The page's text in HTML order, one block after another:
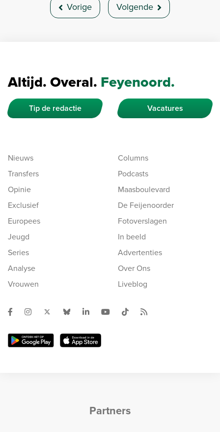
Vorige Volgende
Altijd. Overal. Feyenoord.
Tip de redactie Vacatures
Nieuws
Transfers
Opinie
Exclusief
Europees
Jeugd
Series
Analyse
Vrouwen
Columns
Podcasts
Maasboulevard
De Feijenoorder
Fotoverslagen
In beeld
Advertenties
Over Ons
Liveblog
Partners